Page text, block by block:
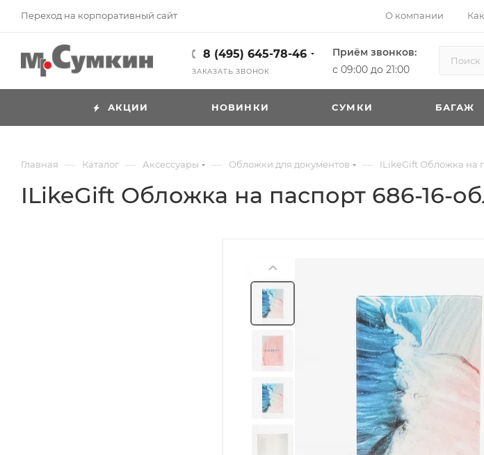
Переход на корпоративный сайт О компании
8 (495) 645-78-46
ЗАКАЗАТЬ ЗВОНОК
Приём звонков:
с 09:00 до 21:00
АКЦИИ НОВИНКИ CУМКИ БАГАЖ
Главная — Каталог — Аксессуары — Обложки для документов — ILikeGift Обложка на
ILikeGift Обложка на паспорт 686-16-